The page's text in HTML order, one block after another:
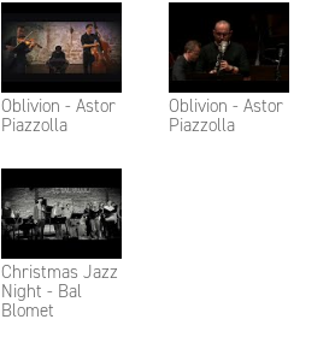
Oblivion - Astor
Piazzolla
Oblivion - Astor
Piazzolla
Christmas Jazz
Night - Bal
Blomet